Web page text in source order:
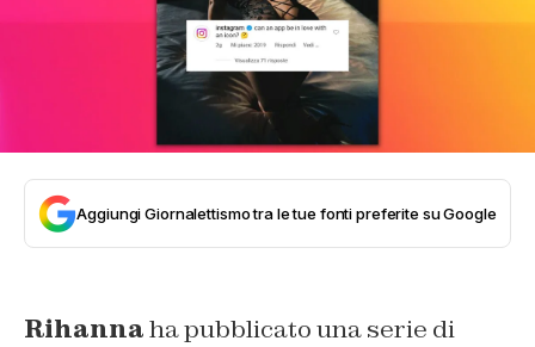
Aggiungi Giornalettismo tra le tue fonti preferite su Google
Rihannaha pubblicato una serie di